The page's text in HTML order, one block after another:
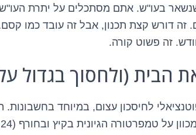
בעו"ש. אתם מסתכלים על יתרת העו"ש
דורש קצת תכנון, אבל זה עובד כמו
זה פשוט קורה.
לחיסכון עצום, במיוחד